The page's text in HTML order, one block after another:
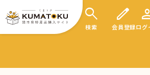
search
検索
edit
会員登録ログ